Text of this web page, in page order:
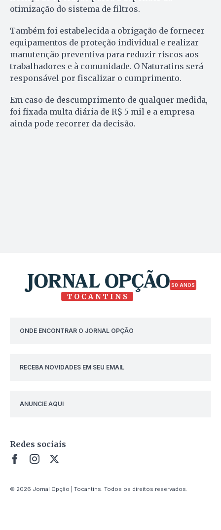
otimização do sistema de filtros.
Também foi estabelecida a obrigação de fornecer
equipamentos de proteção individual e realizar
manutenção preventiva para reduzir riscos aos
trabalhadores e à comunidade. O Naturatins será
responsável por fiscalizar o cumprimento.
Em caso de descumprimento de qualquer medida,
foi fixada multa diária de R$ 5 mil e a empresa
ainda pode recorrer da decisão.
50 ANOS
ONDE ENCONTRAR O JORNAL OPÇÃO
RECEBA NOVIDADES EM SEU EMAIL
ANUNCIE AQUI
Redes sociais
© 2026 Jornal Opção | Tocantins. Todos os direitos reservados.